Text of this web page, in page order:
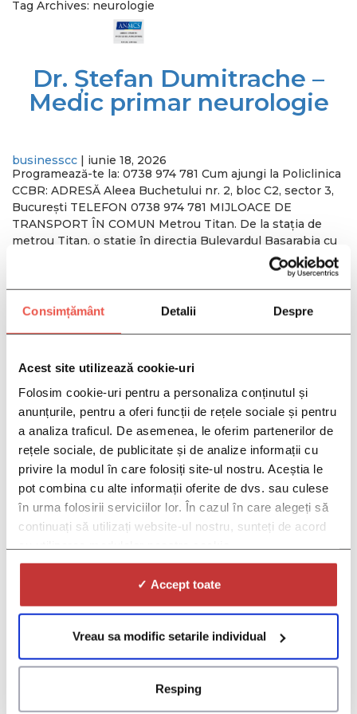
Consimțământ Detalii Despre
Acest site utilizează cookie-uri
Folosim cookie-uri pentru a personaliza conținutul și
anunțurile, pentru a oferi funcții de rețele sociale și pentru
a analiza traficul. De asemenea, le oferim partenerilor de
rețele sociale, de publicitate și de analize informații cu
privire la modul în care folosiți site-ul nostru. Aceștia le
pot combina cu alte informații oferite de dvs. sau culese
în urma folosirii serviciilor lor. În cazul în care alegeți să
continuați să utilizați website-ul nostru, sunteți de acord
✓ Accept toate
Vreau sa modific setarile individual
Resping
SERVICII
MEDICI
CONTACT
Participa la un Studiu Clinic
PROGRAMEAZA-TE
Tag Archives: neurologie
Dr. Ștefan Dumitrache –
Medic primar neurologie
businesscc | iunie 18, 2026
Programează-te la: 0738 974 781 Cum ajungi la Policlinica
CCBR: ADRESĂ Aleea Buchetului nr. 2, bloc C2, sector 3,
București TELEFON 0738 974 781 MIJLOACE DE
TRANSPORT ÎN COMUN Metrou Titan. De la stația de
metrou Titan, o stație în direcția Bulevardul Basarabia cu
autobuzele 101, 102, 253, 335, apoi 250 m pe jos. Metrou
Categories: Medici Etichete: ambulator consult
stefan dumitrache ,neurolog neurologie,
Dr. Alexandru Salem –
Medic specialist
neurologie
businesscc |iunie 12, 2026
Programează-te la: 0738 974 781 Cum ajungi la Policlinica
CCBR: ADRESĂ Aleea Buchetului nr. 2, bloc C2, sector 3,
București TELEFON 0738 974 781 MIJLOACE DE
TRANSPORT ÎN COMUN Metrou Titan. De la stația de
metrou Titan, o stație în direcția Bulevardul Basarabia cu
autobuzele 101, 102, 253, 335, apoi 250 m pe jos. Metrou
[…]
consult,doctor,dr alexandru salem,medic,neurolog,
neurologie,policlinica ccbr,policlinica sector 3